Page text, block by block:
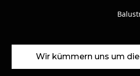
Wir kümmern uns um